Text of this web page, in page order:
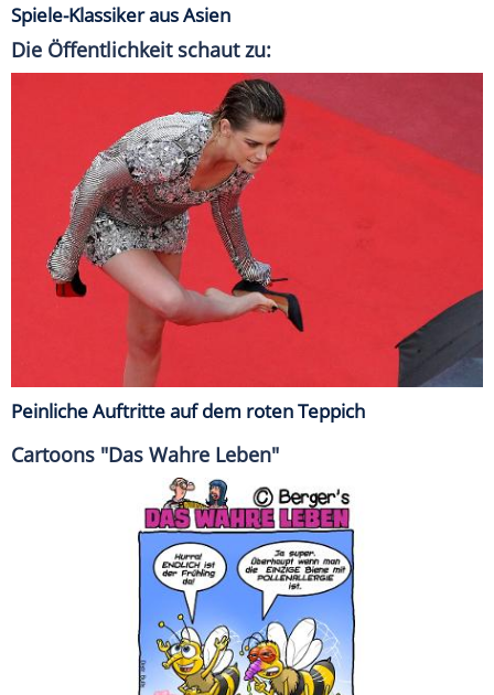
Spiele-Klassiker aus Asien
Die Öffentlichkeit schaut zu:
Peinliche Auftritte auf dem roten Teppich
Cartoons "Das Wahre Leben"